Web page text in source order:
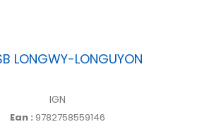
LONGWY-LONGUYON
IGN
Ean : 9782758559146